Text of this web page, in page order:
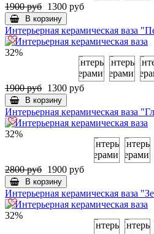
1900 руб 1300 руб
В корзину
Интерьерная керамическая ваза
32%
1900 руб 1300 руб
В корзину
Интерьерная керамическая ваза
32%
2800 руб 1900 руб
В корзину
Интерьерная керамическая ваза
32%